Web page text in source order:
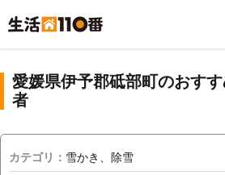
愛媛県伊予郡砥部町のおす
者
カテゴリ： 雪かき、除雪